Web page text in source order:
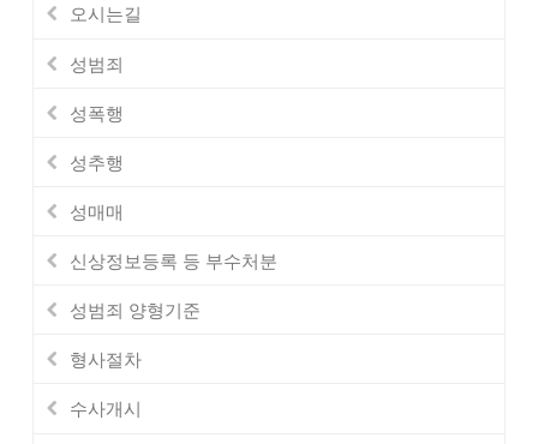
오시는길
성범죄
성폭행
성추행
성매매
신상정보등록 등 부수처분
성범죄 양형기준
형사절차
수사개시